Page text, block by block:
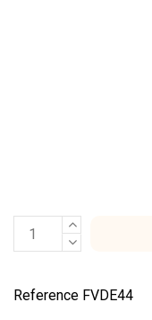
Reference FVDE44